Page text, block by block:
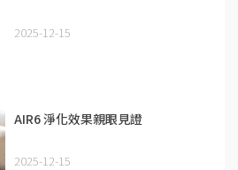
2025-12-15
AIR6 淨化效果親眼見證
2025-12-15